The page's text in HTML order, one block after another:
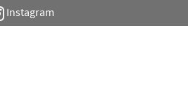
Instagram